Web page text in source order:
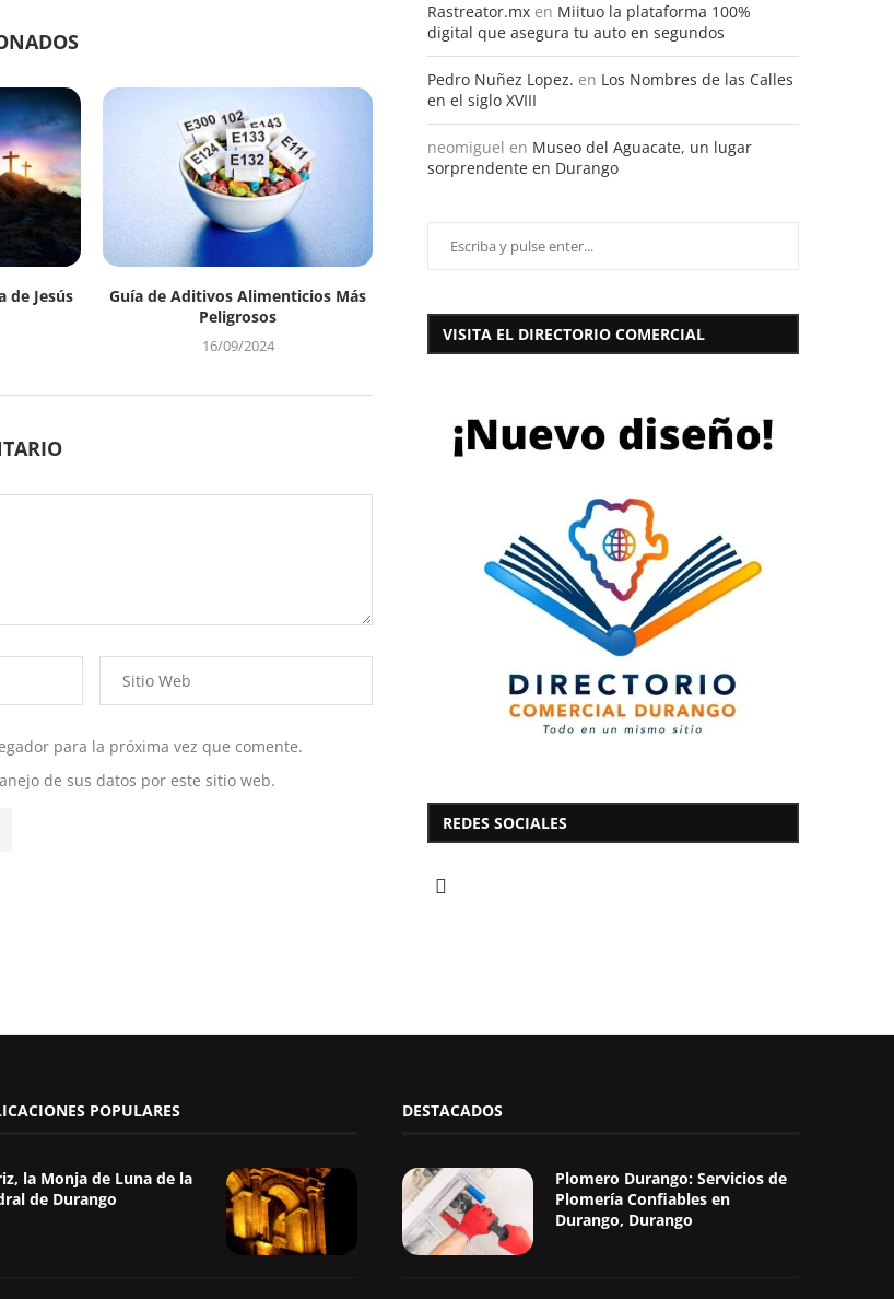
de Jesús
Guía de Aditivos Alimenticios Más
Peligrosos
16/09/2024
para la próxima vez que comente.
de sus datos por este sitio web.
Rastreator.mx en Miituo la plataforma 100%
digital que asegura tu auto en segundos
Pedro Nuñez Lopez. en Los Nombres de las Calles
en el siglo XVIII
neomiguel en Museo del Aguacate, un lugar
sorprendente en Durango
VISITA EL DIRECTORIO COMERCIAL
REDES SOCIALES
POPULARES
la Monja de Luna de la
de Durango
DESTACADOS
Plomero Durango: Servicios de
Plomería Confiables en
Durango, Durango